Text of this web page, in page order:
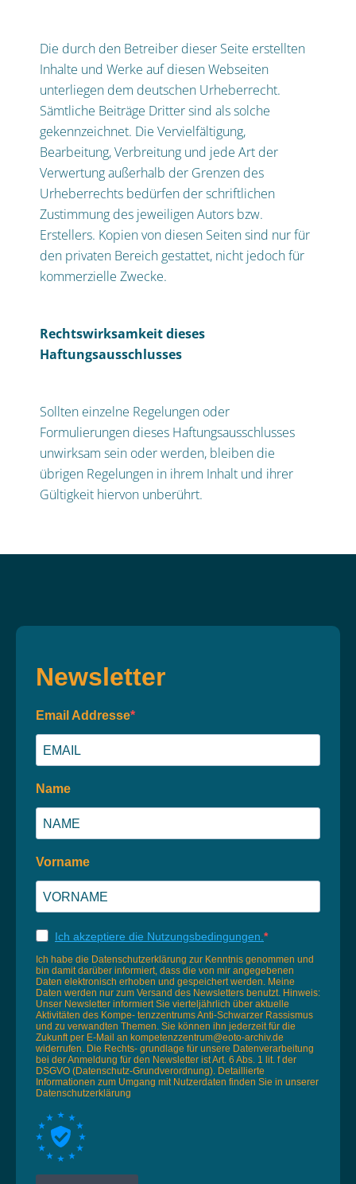
Die durch den Betreiber dieser Seite erstellten
Inhalte und Werke auf diesen Webseiten
unterliegen dem deutschen Urheberrecht.
Sämtliche Beiträge Dritter sind als solche
gekennzeichnet. Die Vervielfältigung,
Bearbeitung, Verbreitung und jede Art der
Verwertung außerhalb der Grenzen des
Urheberrechts bedürfen der schriftlichen
Zustimmung des jeweiligen Autors bzw.
Erstellers. Kopien von diesen Seiten sind nur für
den privaten Bereich gestattet, nicht jedoch für
kommerzielle Zwecke.
Rechtswirksamkeit dieses
Haftungsausschlusses
Sollten einzelne Regelungen oder
Formulierungen dieses Haftungsausschlusses
unwirksam sein oder werden, bleiben die
übrigen Regelungen in ihrem Inhalt und ihrer
Gültigkeit hiervon unberührt.